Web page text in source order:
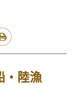
‧陸漁